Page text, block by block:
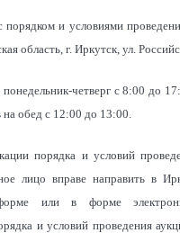
порядком и условиями
область, г. Иркутск, ул.
четверг с 8:00 до
обед с 12:00 до 13:00.
порядка и условий
лицо вправе направить в
или в форме
и условий проведения